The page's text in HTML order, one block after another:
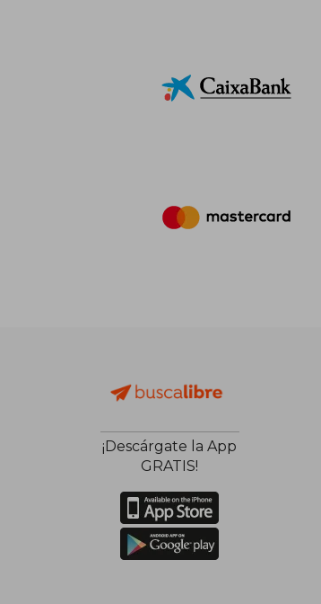
¡Descárgate la App
GRATIS!